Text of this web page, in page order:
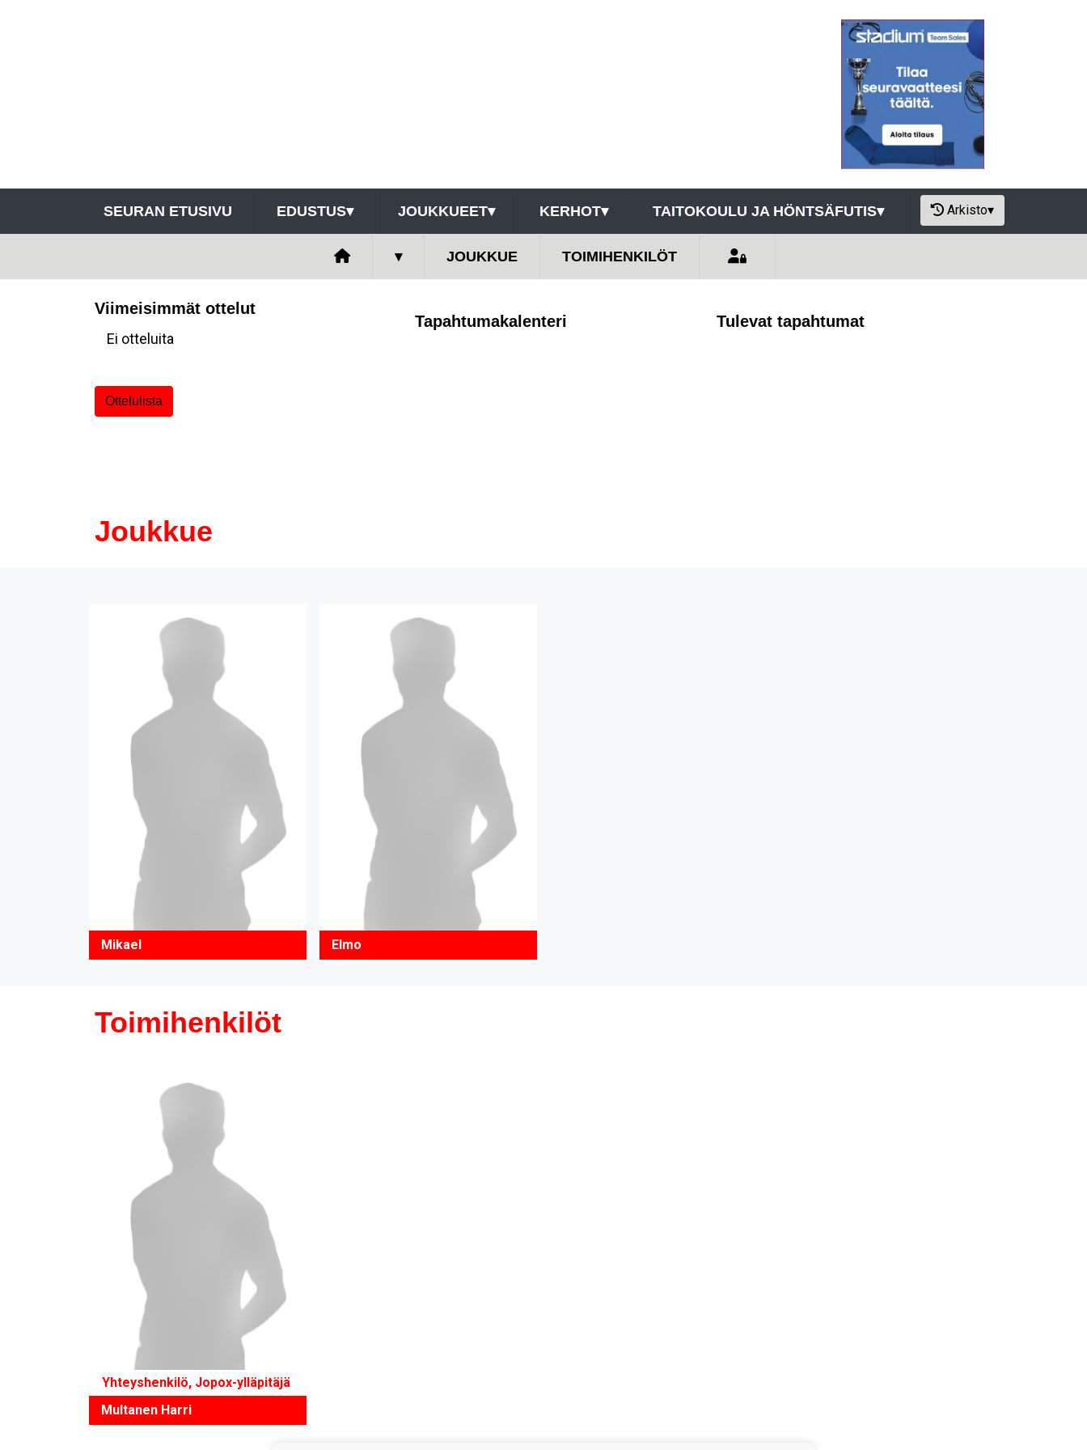
SEURAN ETUSIVU EDUSTUS▾ JOUKKUEET▾ KERHOT▾ TAITOKOULU JA HÖNTSÄFUTIS▾ Arkisto▾
▾ JOUKKUE TOIMIHENKILÖT
Viimeisimmät ottelut
Ei otteluita
Ottelulista
Tapahtumakalenteri Tulevat tapahtumat
Joukkue
Mikael Elmo
Toimihenkilöt
Yhteyshenkilö, Jopox-ylläpitäjä
Multanen Harri